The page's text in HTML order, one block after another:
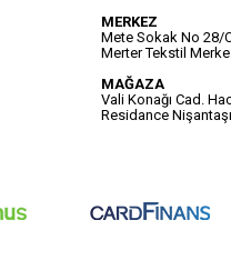
MERKEZ
Mete Sokak No 28/
Merter Tekstil
MAĞAZA
Vali Konağı Cad.
Residance